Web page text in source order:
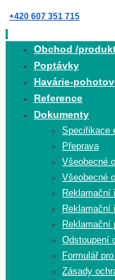
Skip
to
content
+420 607 351 715
Obchod /
Poptávky
Havárie-
Reference
Dokumenty
Specifikace
Přeprava
Všeobecné
Všeobecné
Reklamační
Reklamační
Reklamační
Odstoupení
Formulář
Zásady